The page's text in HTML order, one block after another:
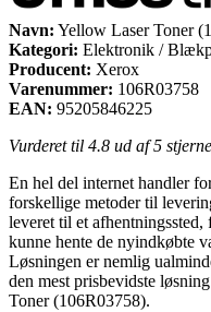
Navn: Yellow Laser Toner
Kategori: Elektronik /
Producent: Xerox
Varenummer: 106R03758
EAN: 95205846225
Vurderet til 4.8 ud af 5
En hel del internet handler
forskellige metoder til
leveret til et
kunne hente de nyindkøbte
Løsningen er nemlig
den mest prisbevidste
Toner (106R03758).